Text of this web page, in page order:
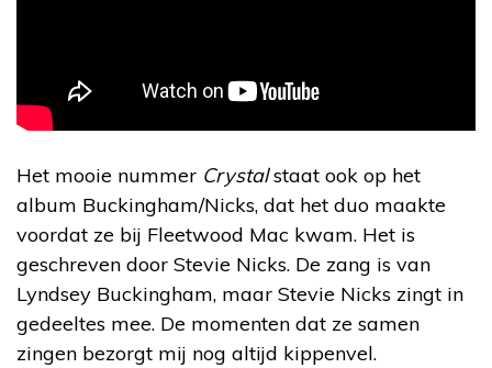
Het mooie nummer Crystalstaat ook op het
album Buckingham/Nicks, dat het duo maakte
voordat ze bij Fleetwood Mac kwam. Het is
geschreven door Stevie Nicks. De zang is van
Lyndsey Buckingham, maar Stevie Nicks zingt in
gedeeltes mee. De momenten dat ze samen
zingen bezorgt mij nog altijd kippenvel.